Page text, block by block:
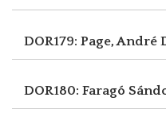
DOR179: Page, André
DOR180: Faragó